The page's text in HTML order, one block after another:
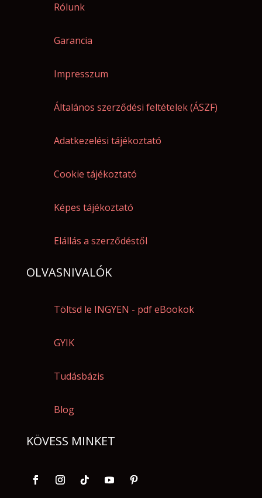
Rólunk
Garancia
Impresszum
Általános szerződési feltételek (ÁSZF)
Adatkezelési tájékoztató
Cookie tájékoztató
Képes tájékoztató
Elállás a szerződéstől
OLVASNIVALÓK
Töltsd le INGYEN - pdf eBookok
GYIK
Tudásbázis
Blog
KÖVESS MINKET